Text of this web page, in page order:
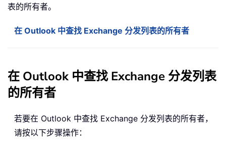
表的所有者。
在 Outlook 中查找 Exchange 分发列表的所有者
在 Outlook 中查找 Exchange 分发列表
的所有者
若要在 Outlook 中查找 Exchange 分发列表的所有者，
请按以下步骤操作：